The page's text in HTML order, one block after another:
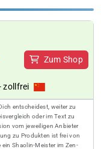
Zum Shop
zollfrei
entscheidest, weiter zu
oder im Text zu
vom jeweiligen Anbieter
zu Produkten ist frei von
Shaolin-Meister im Zen-